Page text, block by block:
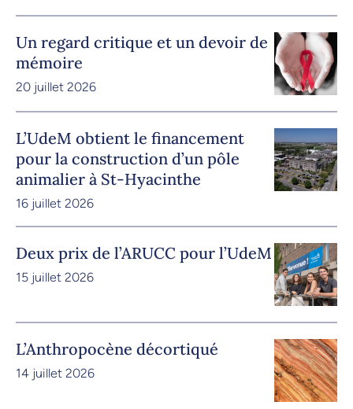
Un regard critique et un devoir de
mémoire
20 juillet 2026
L’UdeM obtient le financement
pour la construction d’un pôle
animalier à St-Hyacinthe
16 juillet 2026
Deux prix de l’ARUCC pour l’UdeM
15 juillet 2026
L’Anthropocène décortiqué
14 juillet 2026